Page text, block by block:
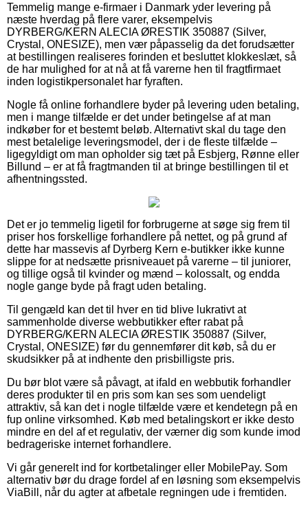
Temmelig mange e-firmaer i Danmark yder levering på
næste hverdag på flere varer, eksempelvis
DYRBERG/KERN ALECIA ØRESTIK 350887 (Silver,
Crystal, ONESIZE), men vær påpasselig da det forudsætter
at bestillingen realiseres forinden et besluttet klokkeslæt, så
de har mulighed for at nå at få varerne hen til fragtfirmaet
inden logistikpersonalet har fyraften.
Nogle få online forhandlere byder på levering uden betaling,
men i mange tilfælde er det under betingelse af at man
indkøber for et bestemt beløb. Alternativt skal du tage den
mest betalelige leveringsmodel, der i de fleste tilfælde –
ligegyldigt om man opholder sig tæt på Esbjerg, Rønne eller
Billund – er at få fragtmanden til at bringe bestillingen til et
afhentningssted.
Det er jo temmelig ligetil for forbrugerne at søge sig frem til
priser hos forskellige forhandlere på nettet, og på grund af
dette har massevis af Dyrberg Kern e-butikker ikke kunne
slippe for at nedsætte prisniveauet på varerne – til juniorer,
og tillige også til kvinder og mænd – kolossalt, og endda
nogle gange byde på fragt uden betaling.
Til gengæld kan det til hver en tid blive lukrativt at
sammenholde diverse webbutikker efter rabat på
DYRBERG/KERN ALECIA ØRESTIK 350887 (Silver,
Crystal, ONESIZE) før du gennemfører dit køb, så du er
skudsikker på at indhente den prisbilligste pris.
Du bør blot være så påvagt, at ifald en webbutik forhandler
deres produkter til en pris som kan ses som uendeligt
attraktiv, så kan det i nogle tilfælde være et kendetegn på en
fup online virksomhed. Køb med betalingskort er ikke desto
mindre en del af et regulativ, der værner dig som kunde imod
bedrageriske internet forhandlere.
Vi går generelt ind for kortbetalinger eller MobilePay. Som
alternativ bør du drage fordel af en løsning som eksempelvis
ViaBill, når du agter at afbetale regningen ude i fremtiden.